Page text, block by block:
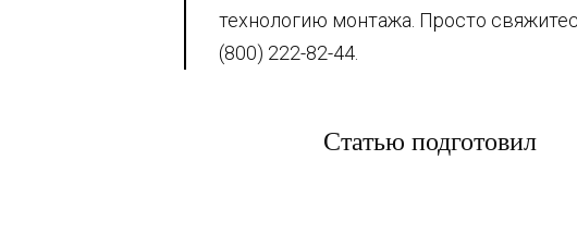
технологию монтажа. Просто
(800) 222-82-44.
Статью подготовил